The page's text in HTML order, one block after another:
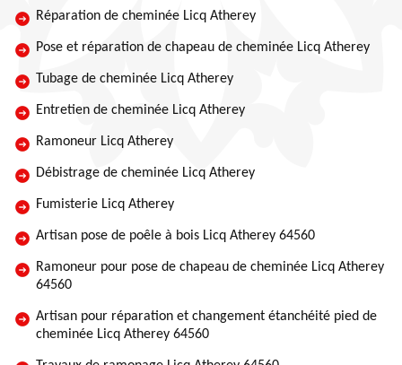
Réparation de cheminée Licq Atherey
Pose et réparation de chapeau de cheminée Licq Atherey
Tubage de cheminée Licq Atherey
Entretien de cheminée Licq Atherey
Ramoneur Licq Atherey
Débistrage de cheminée Licq Atherey
Fumisterie Licq Atherey
Artisan pose de poêle à bois Licq Atherey 64560
Ramoneur pour pose de chapeau de cheminée Licq Atherey
64560
Artisan pour réparation et changement étanchéité pied de
cheminée Licq Atherey 64560